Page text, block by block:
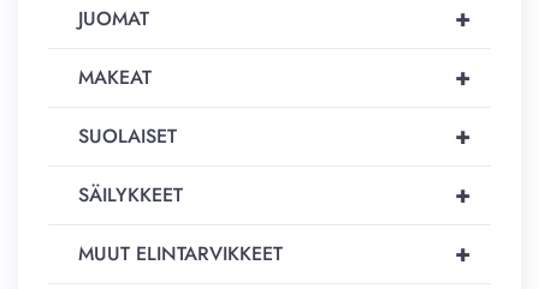
+
JUOMAT
+
MAKEAT
+
SUOLAISET
+
SÄILYKKEET
+
MUUT ELINTARVIKKEET